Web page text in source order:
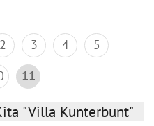
2 3 4
5
11
"Villa Kunterbunt"